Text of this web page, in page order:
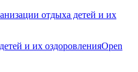
отдыха детей и их
и их оздоровленияOpen